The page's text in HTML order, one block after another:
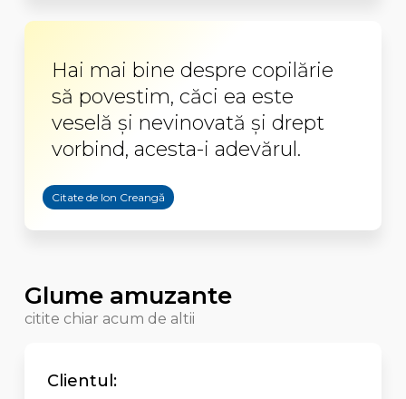
Hai mai bine despre copilărie
să povestim, căci ea este
veselă şi nevinovată şi drept
vorbind, acesta-i adevărul.
Citate de Ion Creangă
Glume amuzante
citite chiar acum de altii
Clientul: